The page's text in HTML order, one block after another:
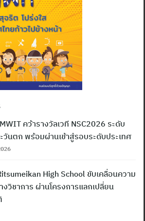
คว้ารางวัลเวที NSC2026 ระดับ
วันตก พร้อมผ่านเข้าสู่รอบระดับประเทศ
High School ขับเคลื่อนความ
งวิชาการ ผ่านโครงการแลกเปลี่ยน